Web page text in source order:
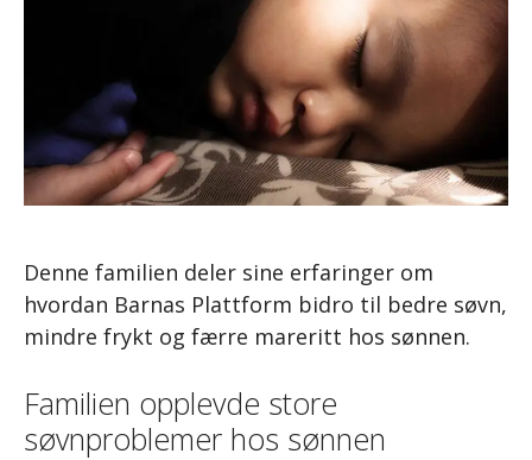
Denne familien deler sine erfaringer om
hvordan Barnas Plattform bidro til bedre søvn,
mindre frykt og færre mareritt hos sønnen.
Familien opplevde store
søvnproblemer hos sønnen